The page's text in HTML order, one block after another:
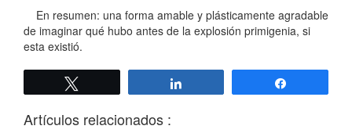
En resumen: una forma amable y plásticamente agradable
de imaginar qué hubo antes de la explosión primigenia, si
esta existió.
Artículos relacionados :